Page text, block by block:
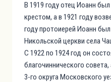
В 1919 году отец Иоанн
крестом, а в 1921 году
году протоиерей Иоанн
Никольской церкви села
С 1922 по 1924 год он
благочиннического
3-го округа Московского